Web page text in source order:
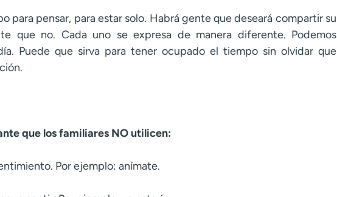
para pensar, para estar solo. Habrá gente que deseará compartir su
que no. Cada uno se expresa de manera diferente. Podemos
Puede que sirva para tener ocupado el tiempo sin olvidar que
que los familiares NO utilicen:
Por ejemplo: anímate.